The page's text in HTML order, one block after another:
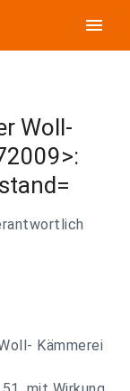
menu
Woll-
Kämmerei